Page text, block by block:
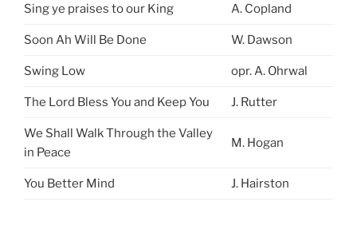
Sing ye praises to our King A. Copland
Soon Ah Will Be Done W. Dawson
Swing Low opr. A. Ohrwal
The Lord Bless You and Keep You J. Rutter
We Shall Walk Through the Valley
in Peace
M. Hogan
You Better Mind J. Hairston